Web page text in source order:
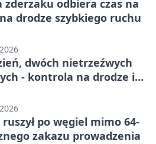
zderzaku odbiera czas na
drodze szybkiego ruchu
dwóch nietrzeźwych
- kontrola na drodze i
po węgiel mimo 64-
zakazu prowadzenia